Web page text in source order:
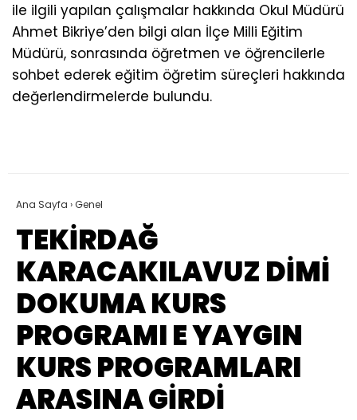
ile ilgili yapılan çalışmalar hakkında Okul Müdürü
Ahmet Bikriye’den bilgi alan İlçe Milli Eğitim
Müdürü, sonrasında öğretmen ve öğrencilerle
sohbet ederek eğitim öğretim süreçleri hakkında
değerlendirmelerde bulundu.
Ana Sayfa ›Genel
TEKİRDAĞ
KARACAKILAVUZ DİMİ
DOKUMA KURS
PROGRAMI E YAYGIN
KURS PROGRAMLARI
ARASINA GİRDİ